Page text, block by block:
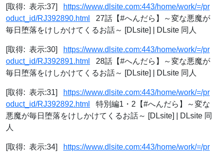
[取得: 表示:37]
https://www.dlsite.com:443/home/work/=/pr
oduct_id/RJ392890.html
27話【#へんだら】～変な悪魔が
毎日堕落をけしかけてくるお話～ [DLsite] | DLsite 同人
[取得: 表示:30]
https://www.dlsite.com:443/home/work/=/pr
oduct_id/RJ392891.html
28話【#へんだら】～変な悪魔が
毎日堕落をけしかけてくるお話～ [DLsite] | DLsite 同人
[取得: 表示:31]
https://www.dlsite.com:443/home/work/=/pr
oduct_id/RJ392892.html
特別編1・2【#へんだら】～変な
悪魔が毎日堕落をけしかけてくるお話～ [DLsite] | DLsite 同
人
[取得: 表示:34]
https://www.dlsite.com:443/home/work/=/pr